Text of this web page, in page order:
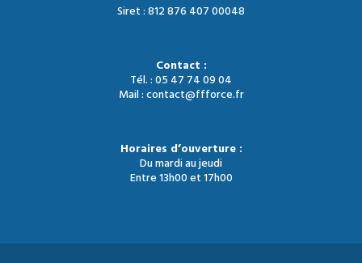
Siret : 812 876 407 00048
Contact :
Tél. : 05 47 74 09 04
Mail : contact@ffforce.fr
Horaires d’ouverture :
Du mardi au jeudi
Entre 13h00 et 17h00